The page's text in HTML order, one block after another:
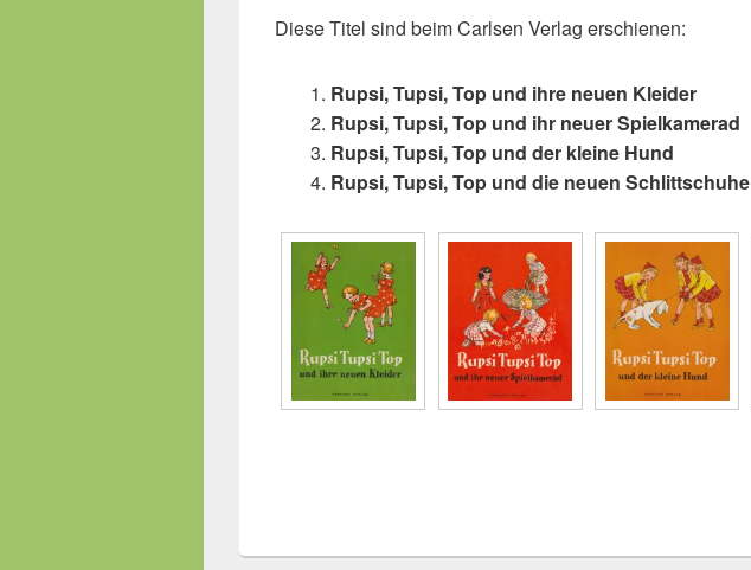
Diese Titel sind beim Carlsen Verlag erschienen:
1. Rupsi, Tupsi, Top und ihre neuen Kleider
2. Rupsi, Tupsi, Top und ihr neuer Spielkamerad
3. Rupsi, Tupsi, Top und der kleine Hund
4. Rupsi, Tupsi, Top und die neuen Schlittschuhe